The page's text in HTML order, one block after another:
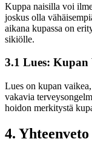
Kuppa naisilla voi
joskus olla
aikana kupassa on
sikiölle.
3.1 Lues: Kupan
Lues on kupan
vakavia
hoidon merkitystä
4. Yhteenveto